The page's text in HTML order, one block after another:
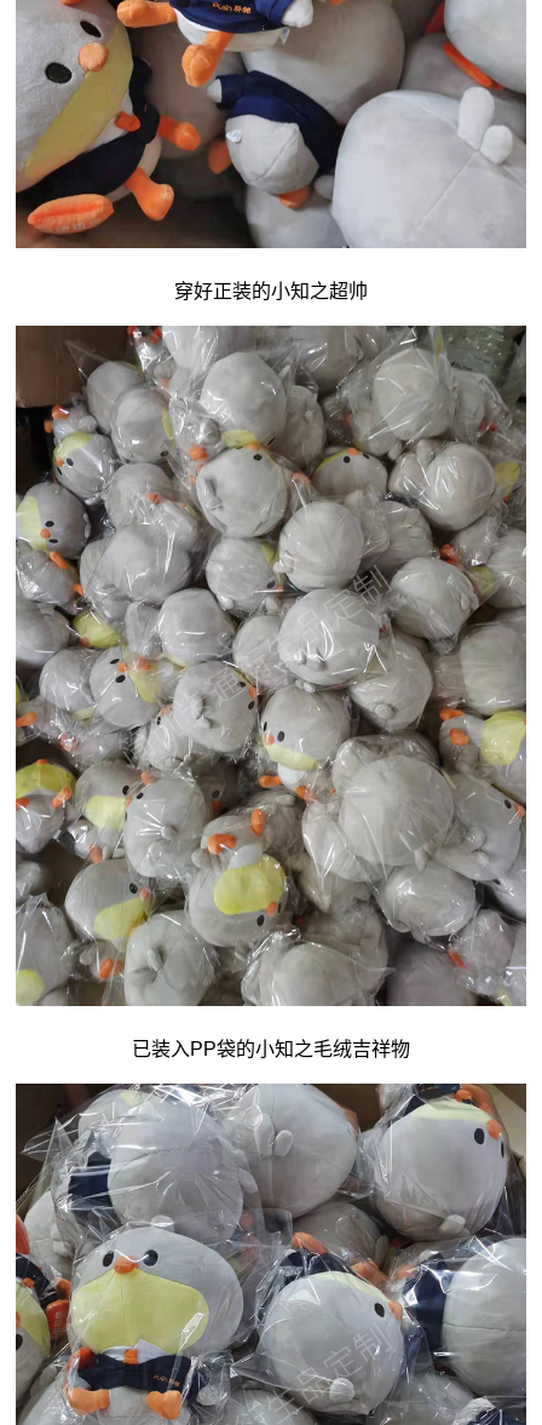
穿好正装的小知之超帅
已装入PP袋的小知之毛绒吉祥物